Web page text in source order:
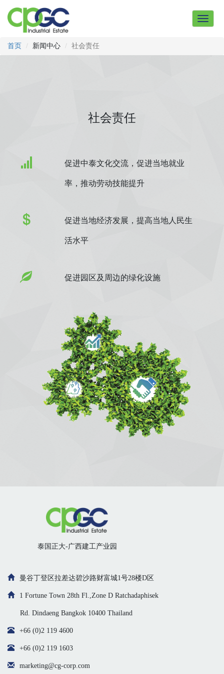
Toggle
首页 新闻中心 社会责任
社会责任
促进中泰文化交流，促进当地就业
率，推动劳动技能提升
促进当地经济发展，提高当地人民生
活水平
促进园区及周边的绿化设施
泰国正大-广西建工产业园
曼谷丁登区拉差达碧沙路财富城1号28楼D区
1 Fortune Town 28th Fl.,Zone D Ratchadaphisek
Rd. Dindaeng Bangkok 10400 Thailand
+66 (0)2 119 4600
+66 (0)2 119 1603
marketing@cg-corp.com